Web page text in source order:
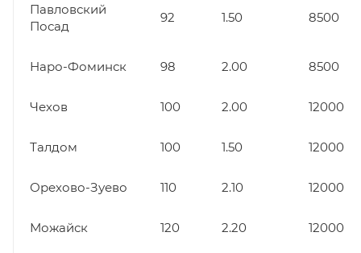
Павловский
Посад
92 1.50 8500
Наро-Фоминск 98 2.00 8500
Чехов 100 2.00 12000
Талдом 100 1.50 12000
Орехово-Зуево 110 2.10 12000
Можайск 120 2.20 12000